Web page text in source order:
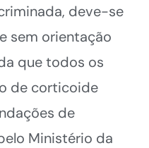
deve-se
sem orientação
que todos os
de corticoide
de
Ministério da